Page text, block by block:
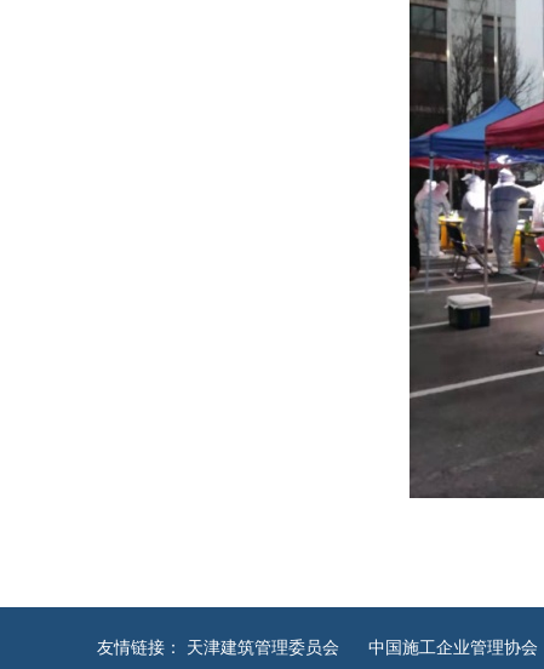
友情链接： 天津建筑管理委员会 中国施工企业管理协会